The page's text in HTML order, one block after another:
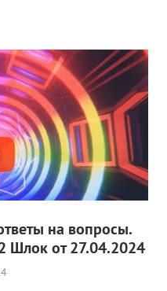
на вопросы.
Шлок от 27.04.2024